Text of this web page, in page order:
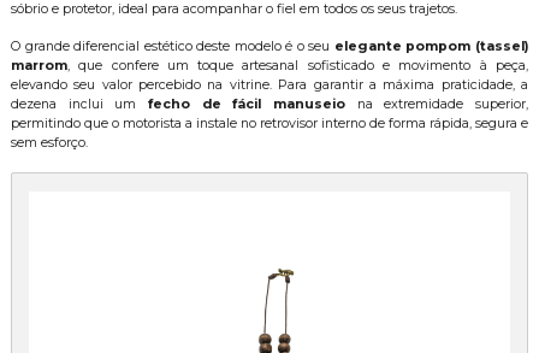
sóbrio e protetor, ideal para acompanhar o fiel em todos os seus trajetos.
O grande diferencial estético deste modelo é o seu elegante pompom (tassel)
marrom, que confere um toque artesanal sofisticado e movimento à peça,
elevando seu valor percebido na vitrine. Para garantir a máxima praticidade, a
dezena inclui um fecho de fácil manuseio na extremidade superior,
permitindo que o motorista a instale no retrovisor interno de forma rápida, segura e
sem esforço.